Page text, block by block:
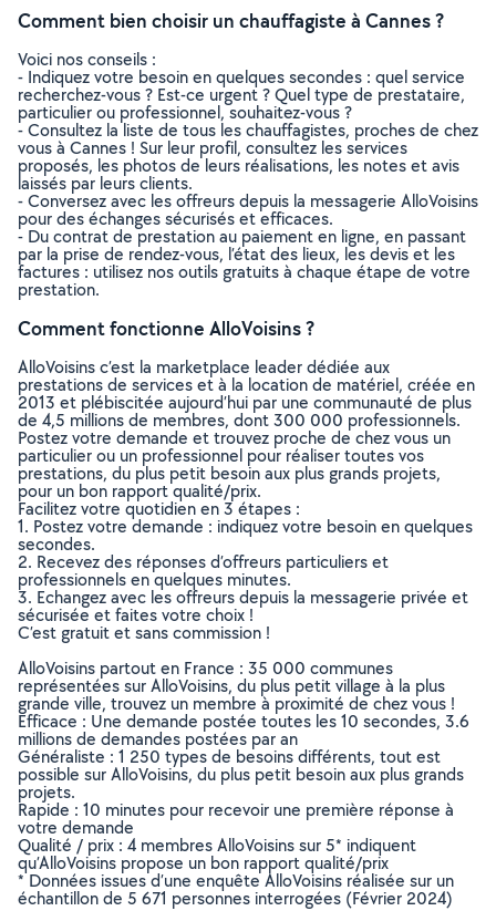
Comment bien choisir un chauffagiste à Cannes ?
Voici nos conseils :
- Indiquez votre besoin en quelques secondes : quel service
recherchez-vous ? Est-ce urgent ? Quel type de prestataire,
particulier ou professionnel, souhaitez-vous ?
- Consultez la liste de tous les chauffagistes, proches de chez
vous à Cannes ! Sur leur profil, consultez les services
proposés, les photos de leurs réalisations, les notes et avis
laissés par leurs clients.
- Conversez avec les offreurs depuis la messagerie AlloVoisins
pour des échanges sécurisés et efficaces.
- Du contrat de prestation au paiement en ligne, en passant
par la prise de rendez-vous, l’état des lieux, les devis et les
factures : utilisez nos outils gratuits à chaque étape de votre
prestation.
Comment fonctionne AlloVoisins ?
AlloVoisins c’est la marketplace leader dédiée aux
prestations de services et à la location de matériel, créée en
2013 et plébiscitée aujourd’hui par une communauté de plus
de 4,5 millions de membres, dont 300 000 professionnels.
Postez votre demande et trouvez proche de chez vous un
particulier ou un professionnel pour réaliser toutes vos
prestations, du plus petit besoin aux plus grands projets,
pour un bon rapport qualité/prix.
Facilitez votre quotidien en 3 étapes :
1. Postez votre demande : indiquez votre besoin en quelques
secondes.
2. Recevez des réponses d’offreurs particuliers et
professionnels en quelques minutes.
3. Echangez avec les offreurs depuis la messagerie privée et
sécurisée et faites votre choix !
C’est gratuit et sans commission !
AlloVoisins partout en France : 35 000 communes
représentées sur AlloVoisins, du plus petit village à la plus
grande ville, trouvez un membre à proximité de chez vous !
Efficace : Une demande postée toutes les 10 secondes, 3.6
millions de demandes postées par an
Généraliste : 1 250 types de besoins différents, tout est
possible sur AlloVoisins, du plus petit besoin aux plus grands
projets.
Rapide : 10 minutes pour recevoir une première réponse à
votre demande
Qualité / prix : 4 membres AlloVoisins sur 5* indiquent
qu’AlloVoisins propose un bon rapport qualité/prix
* Données issues d’une enquête AlloVoisins réalisée sur un
échantillon de 5 671 personnes interrogées (Février 2024)